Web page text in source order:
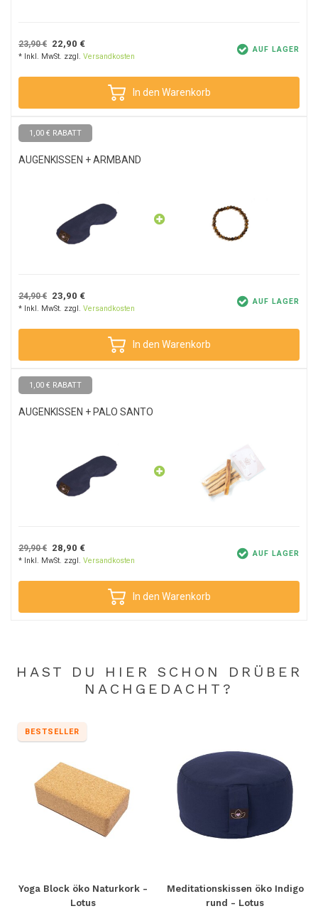
23,90 € 22,90 €
* Inkl. MwSt. zzgl. Versandkosten
AUF LAGER
In den Warenkorb
1,00 € RABATT
AUGENKISSEN + ARMBAND
24,90 € 23,90 €
* Inkl. MwSt. zzgl. Versandkosten
AUF LAGER
In den Warenkorb
1,00 € RABATT
AUGENKISSEN + PALO SANTO
29,90 € 28,90 €
* Inkl. MwSt. zzgl. Versandkosten
AUF LAGER
In den Warenkorb
HAST DU HIER SCHON DRÜBER
NACHGEDACHT?
BESTSELLER
Yoga Block öko Naturkork -
Lotus
Meditationskissen öko Indigo
rund - Lotus